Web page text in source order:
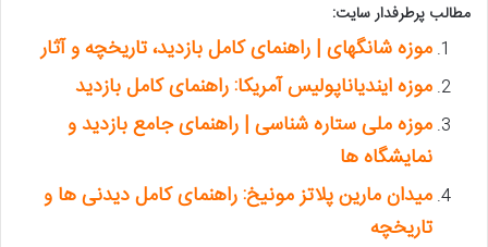
مطالب پرطرفدار سایت:
موزه شانگهای | راهنمای کامل بازدید، تاریخچه و آثار
موزه ایندیاناپولیس آمریکا: راهنمای کامل بازدید
موزه ملی ستاره شناسی | راهنمای جامع بازدید و
نمایشگاه ها
میدان مارین پلاتز مونیخ: راهنمای کامل دیدنی ها و
تاریخچه